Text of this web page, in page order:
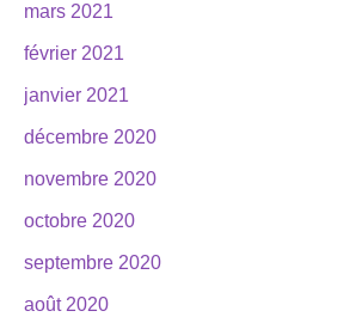
mars 2021
février 2021
janvier 2021
décembre 2020
novembre 2020
octobre 2020
septembre 2020
août 2020